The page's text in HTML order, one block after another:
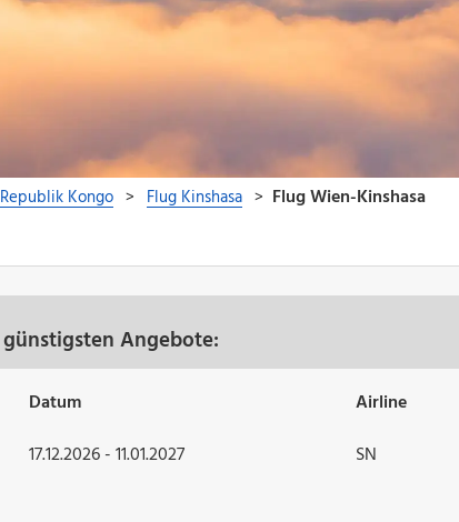
Angebote:
Datum Airline
17.12.2026 - 11.01.2027 SN